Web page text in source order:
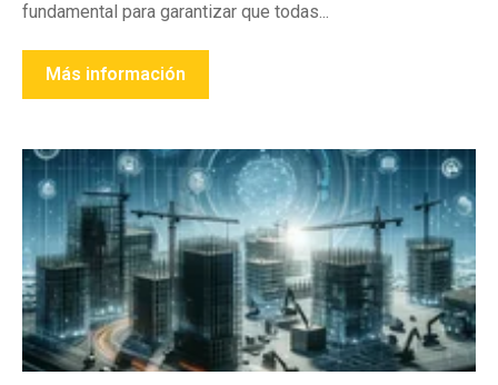
fundamental para garantizar que todas...
Más información